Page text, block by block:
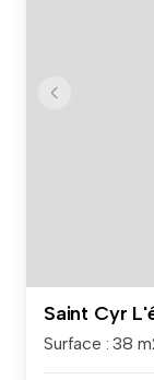
Saint Cyr
Surface : 38